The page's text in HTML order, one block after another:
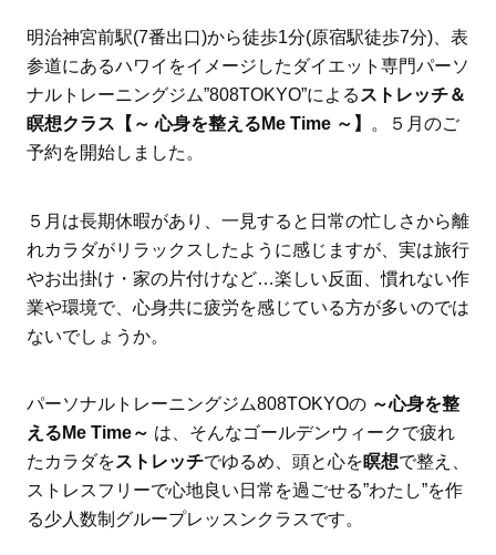
明治神宮前駅(7番出口)から徒歩1分(原宿駅徒歩7分)、表
参道にあるハワイをイメージしたダイエット専門パーソ
ナルトレーニングジム”808TOKYO”による ストレッチ＆
瞑想クラス【～ 心身を整えるMe Time ～】
。５月のご
予約を開始しました。
５月は長期休暇があり、一見すると日常の忙しさから離
れカラダがリラックスしたように感じますが、実は旅行
やお出掛け・家の片付けなど…楽しい反面、慣れない作
業や環境で、心身共に疲労を感じている方が多いのでは
ないでしょうか。
パーソナルトレーニングジム808TOKYOの～心身を整
えるMe Time～ は、そんなゴールデンウィークで疲れ
たカラダをストレッチでゆるめ、頭と心を瞑想で整え、
ストレスフリーで心地良い日常を過ごせる”わたし”を作
る少人数制グループレッスンクラスです。